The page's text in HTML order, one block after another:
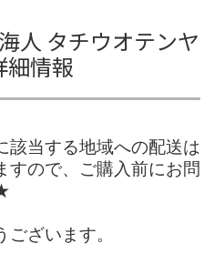
人 タチウオテンヤ
細情報
当する地域への配送は
すので、ご購入前にお問
ざいます。